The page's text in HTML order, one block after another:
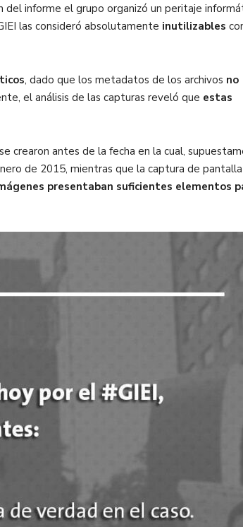
del informe el grupo organizó un peritaje
las consideró absolutamente inutilizables
, dado que los metadatos de los archivos no
el análisis de las capturas reveló que estas
crearon antes de la fecha en la cual,
de 2015, mientras que la captura de
presentaban suficientes elementos